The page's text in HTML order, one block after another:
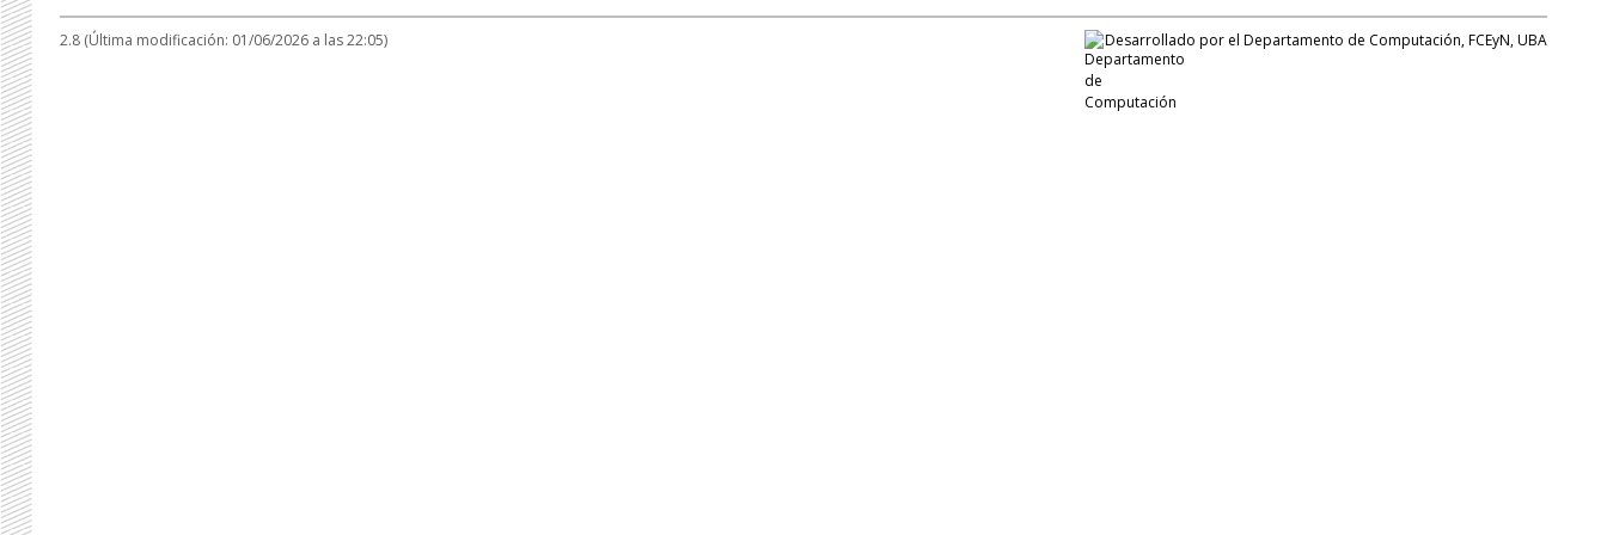
2.8 (Última modificación: 01/06/2026 a las 22:05) Desarrollado por el Departamento de Computación, FCEyN, UBA